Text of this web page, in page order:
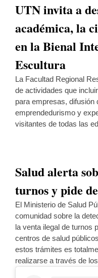
UTN invita a
académica, la
en la Bienal
Escultura
La Facultad Regional
de actividades que
para empresas,
emprendedurismo y
visitantes de todas las
Salud alerta
turnos y pide
El Ministerio de Salud
comunidad sobre la
la venta ilegal de turnos
centros de salud
estos trámites es
realizarse a través de